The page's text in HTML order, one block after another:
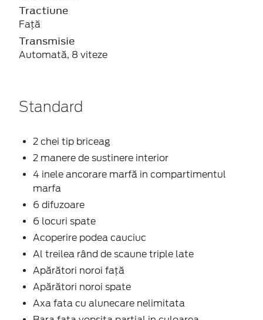
Tractiune
Față
Transmisie
Automată, 8 viteze
Standard
2 chei tip briceag
2 manere de sustinere interior
4 inele ancorare marfă in compartimentul
marfa
6 difuzoare
6 locuri spate
Acoperire podea cauciuc
Al treilea rând de scaune triple late
Apărători noroi față
Apărători noroi spate
Axa fata cu alunecare nelimitata